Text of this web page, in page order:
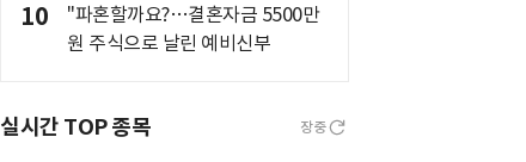
10
"파혼할까요?…결혼자금 5500만
원 주식으로 날린 예비신부
실시간 TOP 종목 장중